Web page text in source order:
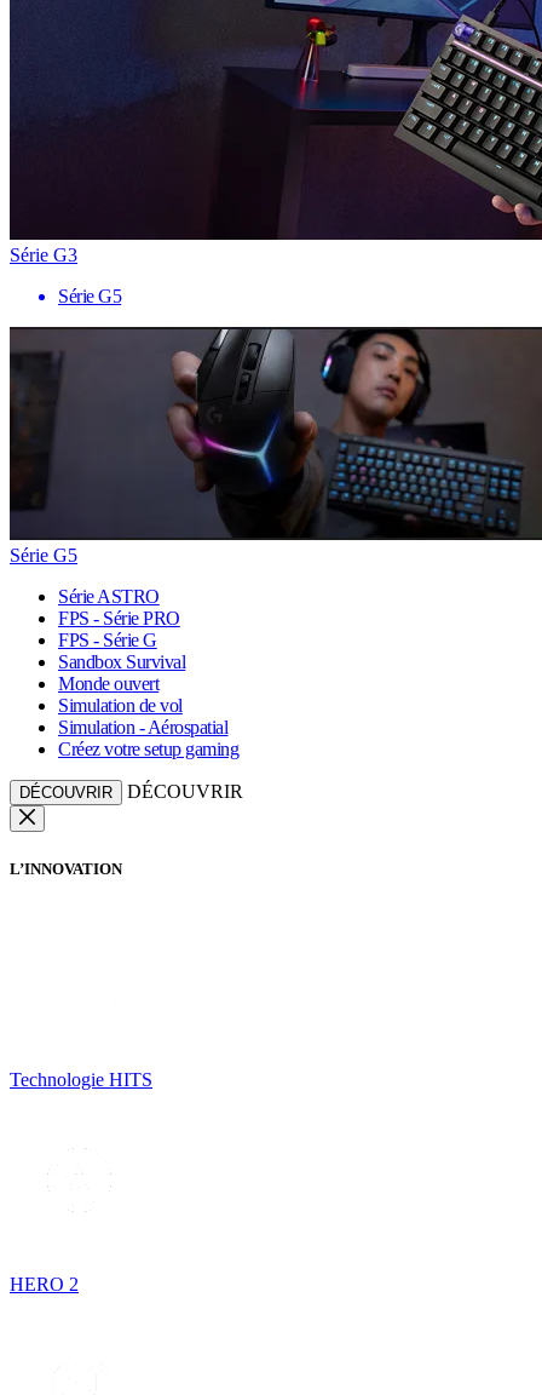
Série G3
Série G5
Série G5
Série ASTRO
FPS - Série PRO
FPS - Série G
Sandbox Survival
Monde ouvert
Simulation de vol
Simulation - Aérospatial
Créez votre setup gaming
DÉCOUVRIR DÉCOUVRIR
L’INNOVATION
Technologie HITS
HERO 2